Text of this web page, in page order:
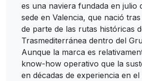
es una naviera fundada en julio
sede en Valencia, que nació
de parte de las rutas históricas
Trasmediterránea dentro del
Aunque la marca es
know-how operativo que la
en décadas de experiencia en